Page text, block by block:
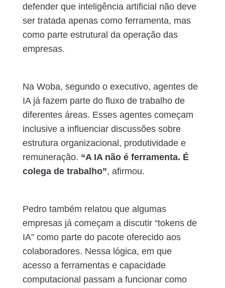
defender que inteligência artificial não deve
ser tratada apenas como ferramenta, mas
como parte estrutural da operação das
empresas.
Na Woba, segundo o executivo, agentes de
IA já fazem parte do fluxo de trabalho de
diferentes áreas. Esses agentes começam
inclusive a influenciar discussões sobre
estrutura organizacional, produtividade e
remuneração. “A IA não é ferramenta. É
colega de trabalho”, afirmou.
Pedro também relatou que algumas
empresas já começam a discutir “tokens de
IA” como parte do pacote oferecido aos
colaboradores. Nessa lógica, em que
acesso a ferramentas e capacidade
computacional passam a funcionar como